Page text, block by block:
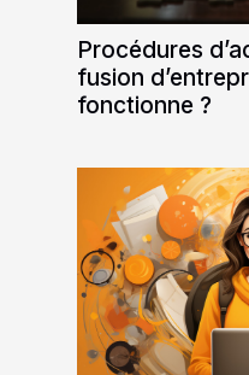
Procédures
fusion
fonctionne ?